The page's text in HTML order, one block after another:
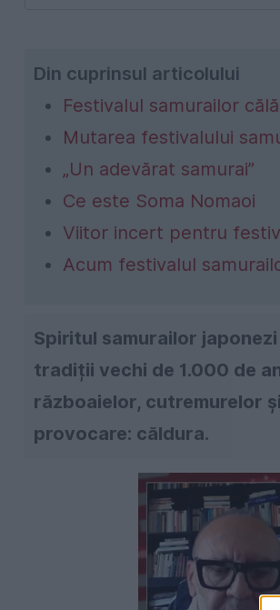
Din cuprinsul articolului
Festivalul samurailor
Mutarea festivalului
„Un adevărat samurai”
Ce este Soma Nomaoi
Viitor incert pentru
Acum festivalul
Spiritul samurailor
tradiții vechi de 1.000 de
războaielor, cutremurelor
provocare: căldura.